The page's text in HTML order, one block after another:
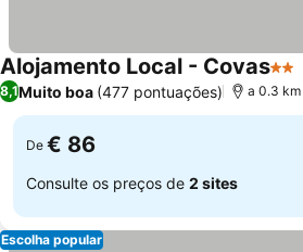
Alojamento Local - Covas2
8,1Muito boa (477 pontuações) a 0.3
De € 86
Consulte os preços de 2 sites
Escolha popular